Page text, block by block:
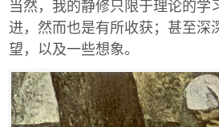
当然，我的静修只限于理论的学
进，然而也是有所收获；甚至深
望，以及一些想象。